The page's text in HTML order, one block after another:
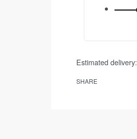
Estimated delivery:
SHARE